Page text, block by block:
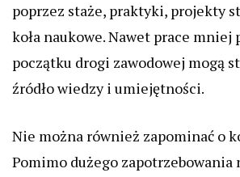
poprzez staże, praktyki, projekty
koła naukowe. Nawet prace mniej
początku drogi zawodowej mogą
źródło wiedzy i umiejętności.
Nie można również zapominać o
Pomimo dużego zapotrzebowania